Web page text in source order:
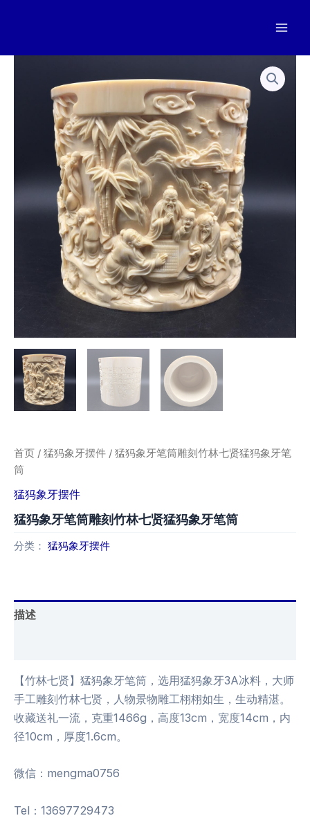
首页 / 猛犸象牙摆件 / 猛犸象牙笔筒雕刻竹林七贤猛犸象牙笔
筒
猛犸象牙摆件
猛犸象牙笔筒雕刻竹林七贤猛犸象牙笔筒
分类： 猛犸象牙摆件
描述
【竹林七贤】猛犸象牙笔筒，选用猛犸象牙3A冰料，大师
手工雕刻竹林七贤，人物景物雕工栩栩如生，生动精湛。
收藏送礼一流，克重1466g，高度13cm，宽度14cm，内
径10cm，厚度1.6cm。
微信：mengma0756
Tel：13697729473